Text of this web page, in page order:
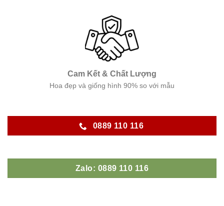
Cam Kết & Chất Lượng
Hoa đẹp và giống hình 90% so với mẫu
0889 110 116
Zalo: 0889 110 116